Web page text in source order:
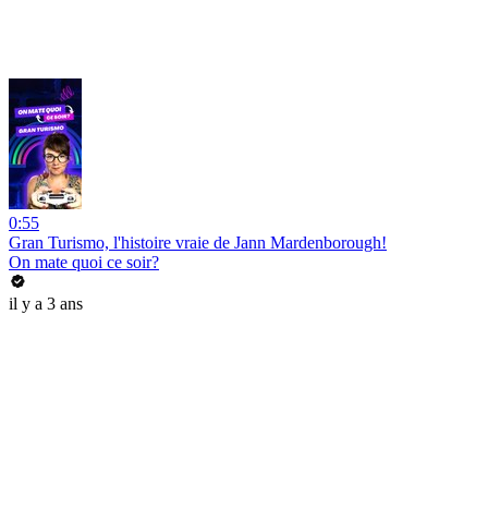
0:55
Gran Turismo, l'histoire vraie de Jann Mardenborough!
On mate quoi ce soir?
il y a 3 ans